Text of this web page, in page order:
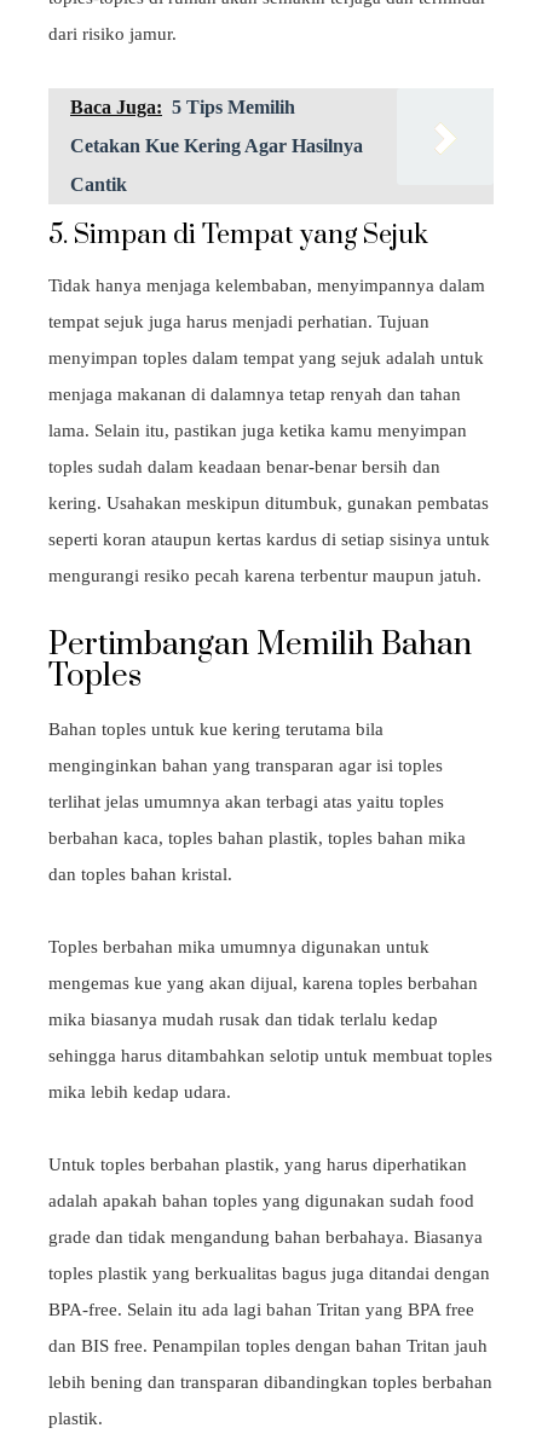
dari risiko jamur.
Baca Juga: 5 Tips Memilih
Cetakan Kue Kering Agar Hasilnya
Cantik
5. Simpan di Tempat yang Sejuk
Tidak hanya menjaga kelembaban, menyimpannya dalam
tempat sejuk juga harus menjadi perhatian. Tujuan
menyimpan toples dalam tempat yang sejuk adalah untuk
menjaga makanan di dalamnya tetap renyah dan tahan
lama. Selain itu, pastikan juga ketika kamu menyimpan
toples sudah dalam keadaan benar-benar bersih dan
kering. Usahakan meskipun ditumbuk, gunakan pembatas
seperti koran ataupun kertas kardus di setiap sisinya untuk
mengurangi resiko pecah karena terbentur maupun jatuh.
Pertimbangan Memilih Bahan
Toples
Bahan toples untuk kue kering terutama bila
menginginkan bahan yang transparan agar isi toples
terlihat jelas umumnya akan terbagi atas yaitu toples
berbahan kaca, toples bahan plastik, toples bahan mika
dan toples bahan kristal.
Toples berbahan mika umumnya digunakan untuk
mengemas kue yang akan dijual, karena toples berbahan
mika biasanya mudah rusak dan tidak terlalu kedap
sehingga harus ditambahkan selotip untuk membuat toples
mika lebih kedap udara.
Untuk toples berbahan plastik, yang harus diperhatikan
adalah apakah bahan toples yang digunakan sudah food
grade dan tidak mengandung bahan berbahaya. Biasanya
toples plastik yang berkualitas bagus juga ditandai dengan
BPA-free. Selain itu ada lagi bahan Tritan yang BPA free
dan BIS free. Penampilan toples dengan bahan Tritan jauh
lebih bening dan transparan dibandingkan toples berbahan
plastik.